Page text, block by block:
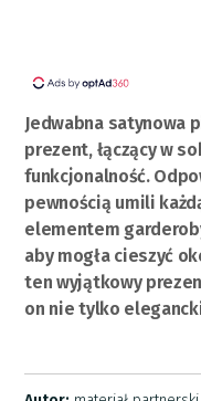
Jedwabna satynowa
prezent, łączący w
funkcjonalność.
pewnością umili
elementem
aby mogła cieszyć
ten wyjątkowy
on nie tylko